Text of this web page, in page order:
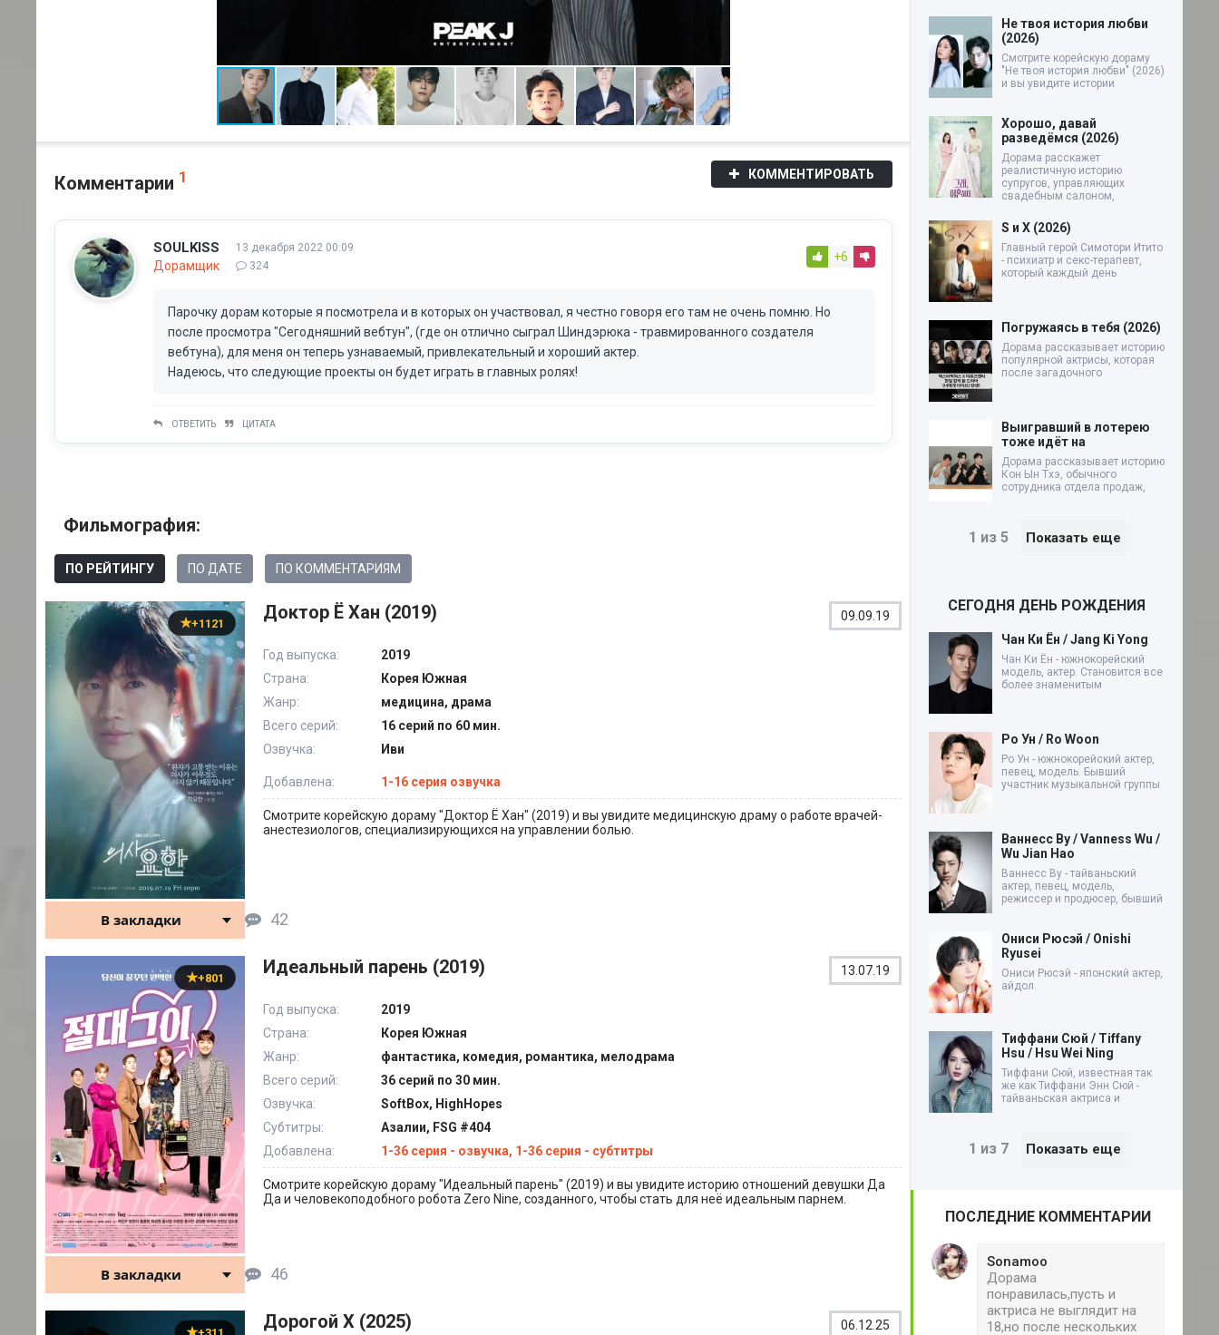
Комментарии 1 КОММЕНТИРОВАТЬ
SOULKISS
Дорамщик
13 декабря 2022 00:09
324
+6
Парочку дорам которые я посмотрела и в которых он участвовал, я честно говоря его там не очень помню. Но
после просмотра "Сегодняшний вебтун", (где он отлично сыграл Шиндэрюка - травмированного создателя
вебтуна), для меня он теперь узнаваемый, привлекательный и хороший актер.
Надеюсь, что следующие проекты он будет играть в главных ролях!
ОТВЕТИТЬ ЦИТАТА
Фильмография:
ПО РЕЙТИНГУ ПО ДАТЕ ПО КОММЕНТАРИЯМ
+1121 Доктор Ё Хан (2019) 09.09.19
Год выпуска:
2019
Страна:
Корея Южная
Жанр:
медицина, драма
Всего серий:
16 серий по 60 мин.
Озвучка:
Иви
Добавлена: 1-16 серия озвучка
Смотрите корейскую дораму "Доктор Ё Хан" (2019) и вы увидите медицинскую драму о работе врачей-
анестезиологов, специализирующихся на управлении болью.
В закладки 42
+801 Идеальный парень (2019) 13.07.19
Год выпуска:
2019
Страна:
Корея Южная
Жанр:
фантастика, комедия, романтика, мелодрама
Всего серий:
36 серий по 30 мин.
Озвучка:
SoftBox, HighHopes
Субтитры:
Азалии, FSG #404
Добавлена:
1-36 серия - озвучка, 1-36 серия - субтитры
Смотрите корейскую дораму "Идеальный парень" (2019) и вы увидите историю отношений девушки Да
Да и человекоподобного робота Zero Nine, созданного, чтобы стать для неё идеальным парнем.
В закладки 46
Дорогой X (2025) 06.12.25
Не твоя история любви
(2026)
Смотрите корейскую дораму
"Не твоя история любви" (2026)
и вы увидите истории
Хорошо, давай
разведёмся (2026)
Дорама расскажет
реалистичную историю
супругов, управляющих
свадебным салоном,
S и X (2026)
Главный герой Симотори Итито
- психиатр и секс-терапевт,
который каждый день
Погружаясь в тебя (2026)
Дорама рассказывает историю
популярной актрисы, которая
после загадочного
Выигравший в лотерею
тоже идёт на
Дорама рассказывает историю
Кон Ын Тхэ, обычного
сотрудника отдела продаж,
1 из 5 Показать еще
СЕГОДНЯ ДЕНЬ РОЖДЕНИЯ
Чан Ки Ён / Jang Ki Yong
Чан Ки Ён - южнокорейский
модель, актер. Становится все
более знаменитым
Ро Ун / Ro Woon
Ро Ун - южнокорейский актер,
певец, модель. Бывший
участник музыкальной группы
Ваннесс Ву / Vanness Wu /
Wu Jian Hao
Ваннесс Ву - тайваньский
актер, певец, модель,
режиссер и продюсер, бывший
Ониси Рюсэй / Onishi
Ryusei
Ониси Рюсэй - японский актер,
айдол.
Тиффани Сюй / Tiffany
Hsu / Hsu Wei Ning
Тиффани Сюй, известная так
же как Тиффани Энн Сюй -
тайваньская актриса и
1 из 7 Показать еще
ПОСЛЕДНИЕ КОММЕНТАРИИ
Sonamoo
Дорама
понравилась,пусть и
актриса не выглядит на
18,но после нескольких